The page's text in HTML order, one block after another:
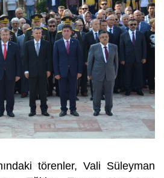
törenler, Vali Süleyman